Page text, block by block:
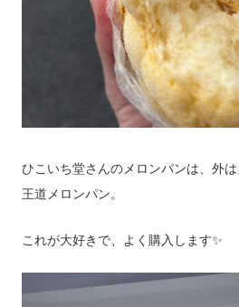
ひこいち堂さんのメロンパンは、外
王道メロンパン。
これが大好きで、よく購入します✨